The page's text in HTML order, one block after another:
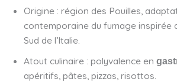
Origine : région des Pouilles,
contemporaine du fumage inspirée
Sud de l’Italie.
Atout culinaire : polyvalence en
apéritifs, pâtes, pizzas, risottos.